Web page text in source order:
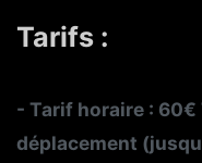
Tarifs :
- Tarif horaire :
déplacement